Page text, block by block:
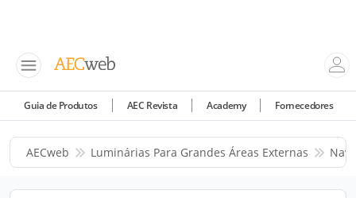
Guia de Produtos AEC Revista Academy Fornecedores
AECweb Luminárias Para Grandes Áreas Externas